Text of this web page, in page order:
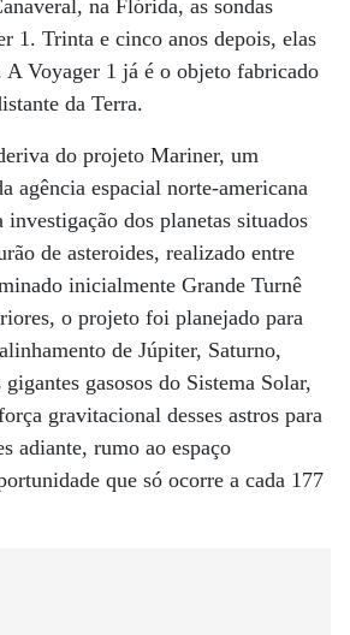
na Flórida, as sondas
1. Trinta e cinco anos depois, elas
A Voyager 1 já é o objeto fabricado
da Terra.
do projeto Mariner, um
agência espacial norte-americana
investigação dos planetas situados
de asteroides, realizado entre
inicialmente Grande Turnê
o projeto foi planejado para
de Júpiter, Saturno,
gasosos do Sistema Solar,
gravitacional desses astros para
adiante, rumo ao espaço
que só ocorre a cada 177